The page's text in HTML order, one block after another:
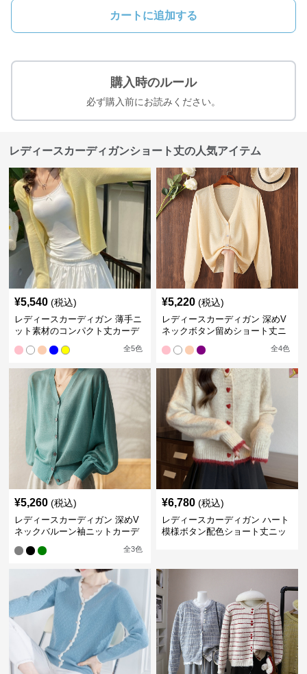
カートに追加する
購入時のルール
必ず購入前にお読みください。
レディースカーディガンショート丈の人気アイテム
¥5,540 (税込)
レディースカーディガン 薄手ニ
ット素材のコンパクト丈カーデ
全5色
¥5,220 (税込)
レディースカーディガン 深めV
ネックボタン留めショート丈ニ
全4色
¥5,260 (税込)
レディースカーディガン 深めV
ネックバルーン袖ニットカーデ
全3色
¥6,780 (税込)
レディースカーディガン ハート
模様ボタン配色ショート丈ニッ